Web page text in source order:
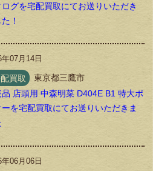
ログを宅配買取にてお送りいただき
！
07月14日
買取
東京都三鷹市
品 店頭用 中森明菜 D404E B1 特大ポ
ーを宅配買取にてお送りいただきま
06月06日